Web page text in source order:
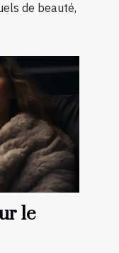
de beauté,
le